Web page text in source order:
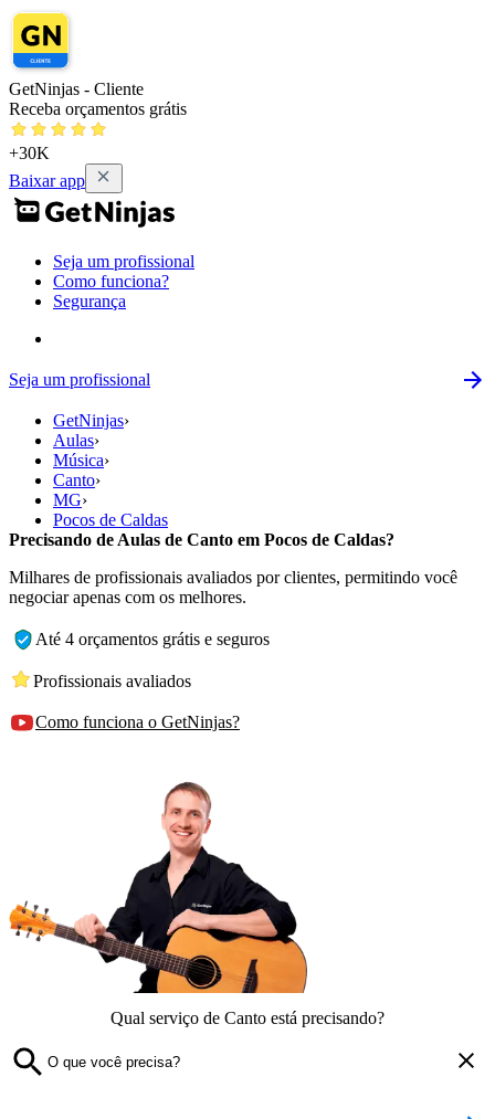
GetNinjas - Cliente
Receba orçamentos grátis
+30K
Baixar app
Seja um profissional
Como funciona?
Segurança
Seja um profissional
GetNinjas›
Aulas›
Música›
Canto›
MG›
Pocos de Caldas
Precisando de Aulas de Canto em Pocos de Caldas?
Milhares de profissionais avaliados por clientes, permitindo você
negociar apenas com os melhores.
Até 4 orçamentos grátis e seguros
Profissionais avaliados
Como funciona o GetNinjas?
Qual serviço de Canto está precisando?